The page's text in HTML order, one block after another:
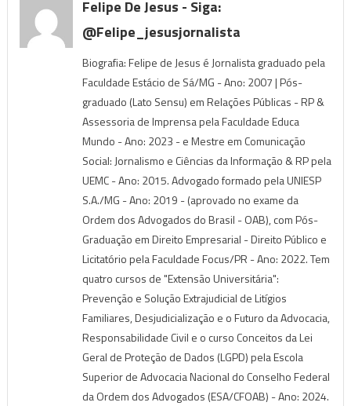
Felipe De Jesus - Siga:
@felipe_jesusjornalista
Biografia: Felipe de Jesus é Jornalista graduado pela
Faculdade Estácio de Sá/MG - Ano: 2007 | Pós-
graduado (Lato Sensu) em Relações Públicas - RP &
Assessoria de Imprensa pela Faculdade Educa
Mundo - Ano: 2023 - e Mestre em Comunicação
Social: Jornalismo e Ciências da Informação & RP pela
UEMC - Ano: 2015. Advogado formado pela UNIESP
S.A./MG - Ano: 2019 - (aprovado no exame da
Ordem dos Advogados do Brasil - OAB), com Pós-
Graduação em Direito Empresarial - Direito Público e
Licitatório pela Faculdade Focus/PR - Ano: 2022. Tem
quatro cursos de "Extensão Universitária":
Prevenção e Solução Extrajudicial de Litígios
Familiares, Desjudicialização e o Futuro da Advocacia,
Responsabilidade Civil e o curso Conceitos da Lei
Geral de Proteção de Dados (LGPD) pela Escola
Superior de Advocacia Nacional do Conselho Federal
da Ordem dos Advogados (ESA/CFOAB) - Ano: 2024.